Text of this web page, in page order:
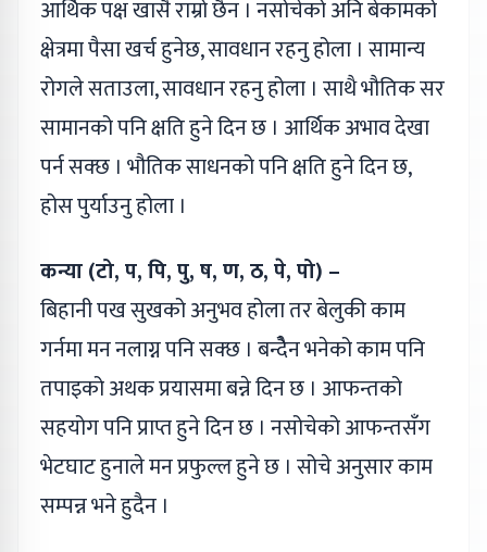
आर्थिक पक्ष खासै राम्रो छैन । नसोचेको अनि बेकामको
क्षेत्रमा पैसा खर्च हुनेछ, सावधान रहनु होला । सामान्य
रोगले सताउला, सावधान रहनु होला । साथै भौतिक सर
सामानको पनि क्षति हुने दिन छ । आर्थिक अभाव देखा
पर्न सक्छ । भौतिक साधनको पनि क्षति हुने दिन छ,
होस पुर्याउनु होला ।
कन्या (टो, प, पि, पु, ष, ण, ठ, पे, पो) –
बिहानी पख सुखको अनुभव होला तर बेलुकी काम
गर्नमा मन नलाग्न पनि सक्छ । बन्देैन भनेको काम पनि
तपाइको अथक प्रयासमा बन्ने दिन छ । आफन्तको
सहयोग पनि प्राप्त हुने दिन छ । नसोचेको आफन्तसँग
भेटघाट हुनाले मन प्रफुल्ल हुने छ । सोचे अनुसार काम
सम्पन्न भने हुदैन ।